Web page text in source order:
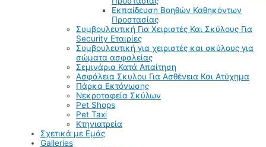
Εκπαίδευση Βοηθών Καθηκόντων
Προστασίας
Συμβουλευτική Για Χειριστές Και Σκύλους Για
Security Εταιρίες
Συμβουλευτική για χειριστές και σκύλους για
σώματα ασφαλείας
Σεμινάρια Κατά Απαίτηση
Ασφάλεια Σκυλου Για Ασθένεια Και Ατύχημα
Πάρκα Εκτόνωσης
Νεκροταφεία Σκύλων
Pet Shops
Pet Taxi
Κτηνιατρεία
Σχετικά με Εμάς
Galleries